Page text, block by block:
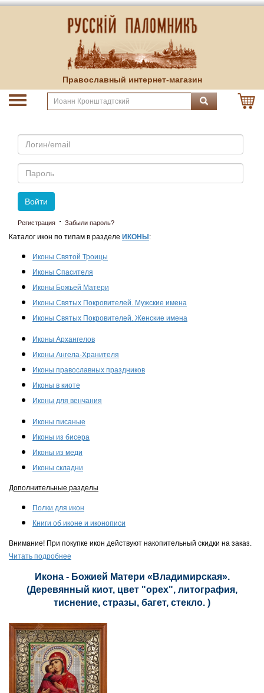
Православный интернет-магазин
Email
Пароль
Войти
Регистрация · Забыли пароль?
Каталог икон по типам в разделе ИКОНЫ :
Иконы Святой Троицы
Иконы Спасителя
Иконы Божьей Матери
Иконы Святых Покровителей. Мужские имена
Иконы Святых Покровителей. Женские имена
Иконы Архангелов
Иконы Ангела-Хранителя
Иконы православных праздников
Иконы в киоте
Иконы для венчания
Иконы писаные
Иконы из бисера
Иконы из меди
Иконы складни
Дополнительные разделы
Полки для икон
Книги об иконе и иконописи
Внимание! При покупке икон действуют накопительный скидки на заказ.
Читать подробнее
Икона - Божией Матери «Владимирская».
(Деревянный киот, цвет "орех", литография,
тиснение, стразы, багет, стекло. )